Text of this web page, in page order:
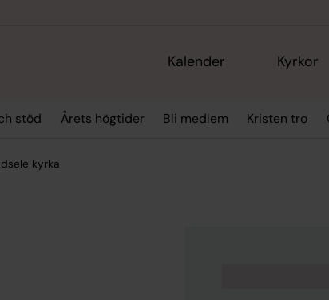
Kalender Kyrkor
stöd Årets högtider Bli medlem Kristen tro
kyrka